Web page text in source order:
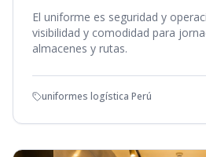
El uniforme es seguridad y
visibilidad y comodidad para
almacenes y rutas.
uniformes logística Perú